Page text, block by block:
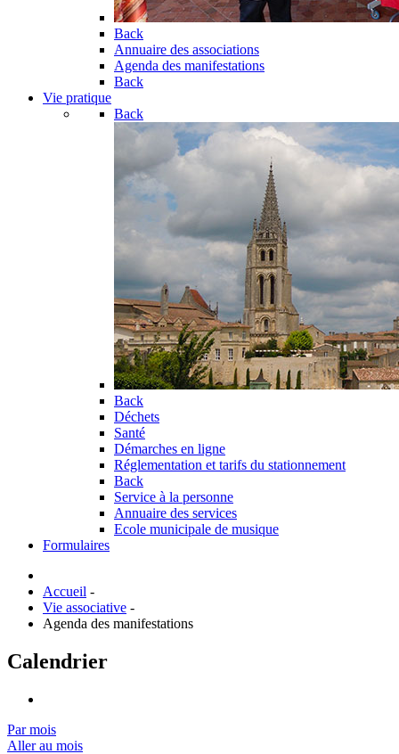
Back
Annuaire des associations
Agenda des manifestations
Back
Vie pratique
Back
Back
Déchets
Santé
Démarches en ligne
Réglementation et tarifs du stationnement
Back
Service à la personne
Annuaire des services
Ecole municipale de musique
Formulaires
Accueil -
Vie associative -
Agenda des manifestations
Calendrier
Par mois
Aller au mois